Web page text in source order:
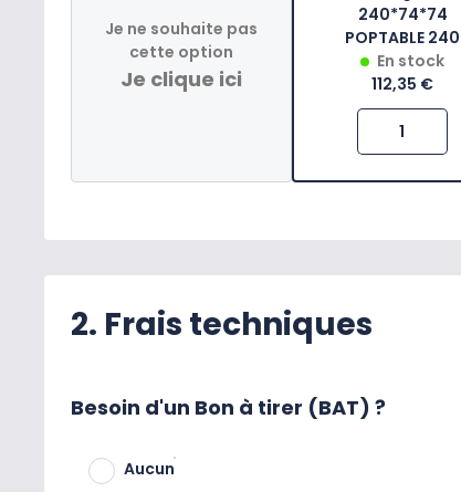
Je ne souhaite pas
cette option
Je clique ici
240*74*74
POPTABLE 240
En stock
112,35 €
2. Frais techniques
Besoin d'un Bon à tirer (BAT) ?
Aucun